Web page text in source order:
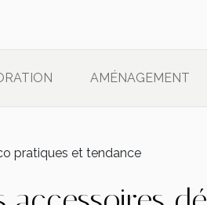
AMÉNAGEMENT
pratiques et tendance